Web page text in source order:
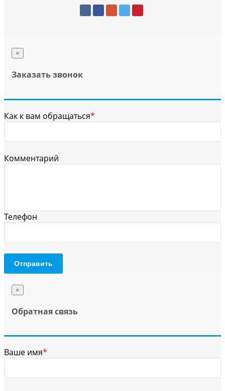
×
Заказать звонок
Как к вам обращаться*
Комментарий
Телефон
Отправить
×
Обратная связь
Ваше имя*